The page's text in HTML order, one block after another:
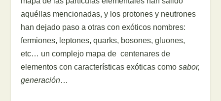
aquéllas mencionadas, y los protones y neutrones
han dejado paso a otras con exóticos nombres:
fermiones, leptones, quarks, bosones, gluones,
etc… un complejo mapa de centenares de
elementos con características exóticas comosabor,
generación…